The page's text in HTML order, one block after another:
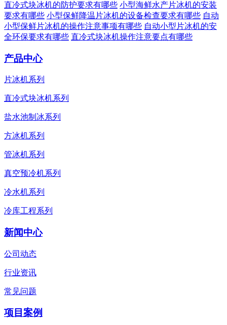
直冷式块冰机的防护要求有哪些 小型海鲜水产片冰机的安装
要求有哪些 小型保鲜降温片冰机的设备检查要求有哪些 自动
小型保鲜片冰机的操作注意事项有哪些 自动小型片冰机的安
全环保要求有哪些 直冷式块冰机操作注意要点有哪些
产品中心
片冰机系列
直冷式块冰机系列
盐水池制冰系列
方冰机系列
管冰机系列
真空预冷机系列
冷水机系列
冷库工程系列
新闻中心
公司动态
行业资讯
常见问题
项目案例